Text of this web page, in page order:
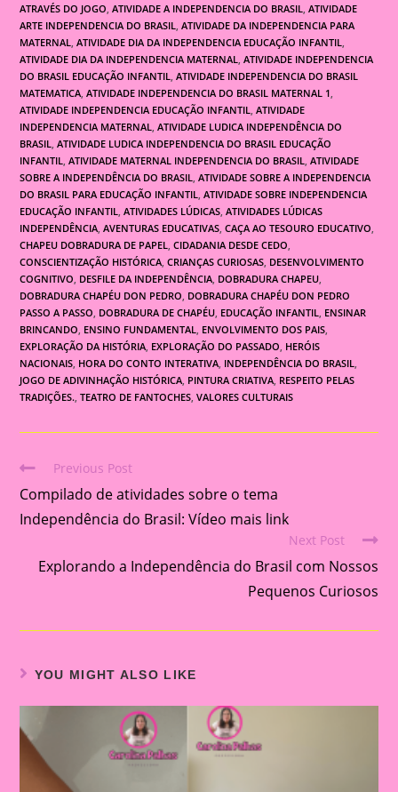
ATRAVÉS DO JOGO, ATIVIDADE A INDEPENDENCIA DO BRASIL, ATIVIDADE
ARTE INDEPENDENCIA DO BRASIL, ATIVIDADE DA INDEPENDENCIA PARA
MATERNAL, ATIVIDADE DIA DA INDEPENDENCIA EDUCAÇÃO INFANTIL,
ATIVIDADE DIA DA INDEPENDENCIA MATERNAL, ATIVIDADE INDEPENDENCIA
DO BRASIL EDUCAÇÃO INFANTIL, ATIVIDADE INDEPENDENCIA DO BRASIL
MATEMATICA, ATIVIDADE INDEPENDENCIA DO BRASIL MATERNAL 1,
ATIVIDADE INDEPENDENCIA EDUCAÇÃO INFANTIL, ATIVIDADE
INDEPENDENCIA MATERNAL, ATIVIDADE LUDICA INDEPENDÊNCIA DO
BRASIL, ATIVIDADE LUDICA INDEPENDENCIA DO BRASIL EDUCAÇÃO
INFANTIL, ATIVIDADE MATERNAL INDEPENDENCIA DO BRASIL, ATIVIDADE
SOBRE A INDEPENDÊNCIA DO BRASIL, ATIVIDADE SOBRE A INDEPENDENCIA
DO BRASIL PARA EDUCAÇÃO INFANTIL, ATIVIDADE SOBRE INDEPENDENCIA
EDUCAÇÃO INFANTIL, ATIVIDADES LÚDICAS, ATIVIDADES LÚDICAS
INDEPENDÊNCIA, AVENTURAS EDUCATIVAS, CAÇA AO TESOURO EDUCATIVO,
CHAPEU DOBRADURA DE PAPEL, CIDADANIA DESDE CEDO,
CONSCIENTIZAÇÃO HISTÓRICA, CRIANÇAS CURIOSAS, DESENVOLVIMENTO
COGNITIVO, DESFILE DA INDEPENDÊNCIA, DOBRADURA CHAPEU,
DOBRADURA CHAPÉU DON PEDRO, DOBRADURA CHAPÉU DON PEDRO
PASSO A PASSO, DOBRADURA DE CHAPÉU, EDUCAÇÃO INFANTIL, ENSINAR
BRINCANDO, ENSINO FUNDAMENTAL, ENVOLVIMENTO DOS PAIS,
EXPLORAÇÃO DA HISTÓRIA, EXPLORAÇÃO DO PASSADO, HERÓIS
NACIONAIS, HORA DO CONTO INTERATIVA, INDEPENDÊNCIA DO BRASIL,
JOGO DE ADIVINHAÇÃO HISTÓRICA, PINTURA CRIATIVA, RESPEITO PELAS
TRADIÇÕES., TEATRO DE FANTOCHES, VALORES CULTURAIS
Read
more
articles
Previous Post
Compilado de atividades sobre o tema
Independência do Brasil: Vídeo mais link
Next Post
Explorando a Independência do Brasil com Nossos
Pequenos Curiosos
YOU MIGHT ALSO LIKE